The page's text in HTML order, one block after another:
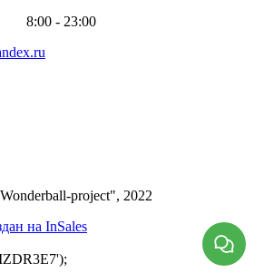
8:00 - 23:00
project", 2022
на InSales